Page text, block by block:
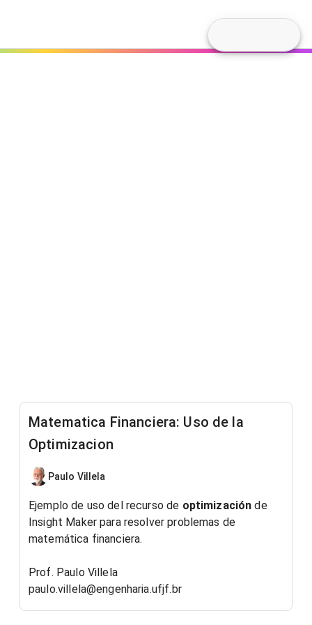
Matematica Financiera: Uso de la
Optimizacion
Paulo Villela
Ejemplo de uso del recurso de optimización de
Insight Maker para resolver problemas de
matemática financiera.
Prof. Paulo Villela
paulo.villela@engenharia.ufjf.br